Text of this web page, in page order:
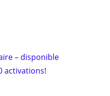
– disponible
activations!